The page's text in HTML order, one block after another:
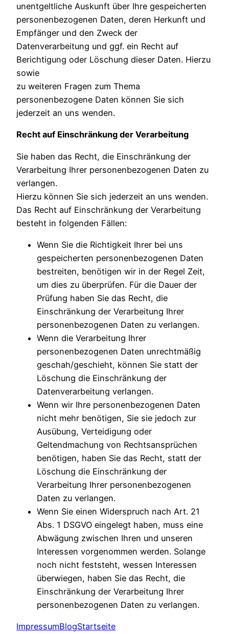
unentgeltliche Auskunft über Ihre gespeicherten
personenbezogenen Daten, deren Herkunft und
Empfänger und den Zweck der
Datenverarbeitung und ggf. ein Recht auf
Berichtigung oder Löschung dieser Daten. Hierzu
sowie
zu weiteren Fragen zum Thema
personenbezogene Daten können Sie sich
jederzeit an uns wenden.
Recht auf Einschränkung der Verarbeitung
Sie haben das Recht, die Einschränkung der
Verarbeitung Ihrer personenbezogenen Daten zu
verlangen.
Hierzu können Sie sich jederzeit an uns wenden.
Das Recht auf Einschränkung der Verarbeitung
besteht in folgenden Fällen:
Wenn Sie die Richtigkeit Ihrer bei uns
gespeicherten personenbezogenen Daten
bestreiten, benötigen wir in der Regel Zeit,
um dies zu überprüfen. Für die Dauer der
Prüfung haben Sie das Recht, die
Einschränkung der Verarbeitung Ihrer
personenbezogenen Daten zu verlangen.
Wenn die Verarbeitung Ihrer
personenbezogenen Daten unrechtmäßig
geschah/geschieht, können Sie statt der
Löschung die Einschränkung der
Datenverarbeitung verlangen.
Wenn wir Ihre personenbezogenen Daten
nicht mehr benötigen, Sie sie jedoch zur
Ausübung, Verteidigung oder
Geltendmachung von Rechtsansprüchen
benötigen, haben Sie das Recht, statt der
Löschung die Einschränkung der
Verarbeitung Ihrer personenbezogenen
Daten zu verlangen.
Wenn Sie einen Widerspruch nach Art. 21
Abs. 1 DSGVO eingelegt haben, muss eine
Abwägung zwischen Ihren und unseren
Interessen vorgenommen werden. Solange
noch nicht feststeht, wessen Interessen
überwiegen, haben Sie das Recht, die
Einschränkung der Verarbeitung Ihrer
personenbezogenen Daten zu verlangen.
ImpressumBlogStartseite